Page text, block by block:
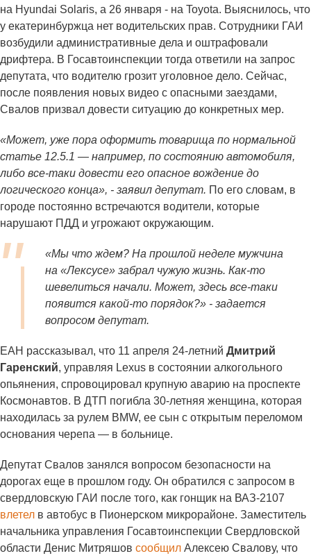
на Hyundai Solaris, а 26 января - на Toyota. Выяснилось, что
у екатеринбуржца нет водительских прав. Сотрудники ГАИ
возбудили административные дела и оштрафовали
дрифтера. В Госавтоинспекции тогда ответили на запрос
депутата, что водителю грозит уголовное дело. Сейчас,
после появления новых видео с опасными заездами,
Свалов призвал довести ситуацию до конкретных мер.
«Может, уже пора оформить товарища по нормальной
статье 12.5.1 — например, по состоянию автомобиля,
либо все-таки довести его опасное вождение до
логического конца», - заявил депутат. По его словам, в
городе постоянно встречаются водители, которые
нарушают ПДД и угрожают окружающим.
«Мы что ждем? На прошлой неделе мужчина
на «Лексусе» забрал чужую жизнь. Как-то
шевелиться начали. Может, здесь все-таки
появится какой-то порядок?» - задается
вопросом депутат.
ЕАН рассказывал, что 11 апреля 24-летний Дмитрий
Гаренский, управляя Lexus в состоянии алкогольного
опьянения, спровоцировал крупную аварию на проспекте
Космонавтов. В ДТП погибла 30-летняя женщина, которая
находилась за рулем BMW, ее сын с открытым переломом
основания черепа — в больнице.
Депутат Свалов занялся вопросом безопасности на
дорогах еще в прошлом году. Он обратился с запросом в
свердловскую ГАИ после того, как гонщик на ВАЗ-2107
влетел в автобус в Пионерском микрорайоне. Заместитель
начальника управления Госавтоинспекции Свердловской
области Денис Митряшов сообщил Алексею Свалову, что